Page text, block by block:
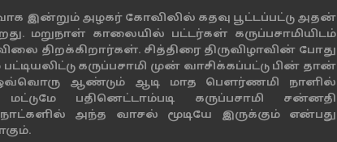
இன்றும் அழகர் கோவிலில் கதவு பூட்டப்பட்டு அதன்
மறுநாள் காலையில் பட்டர்கள் கருப்பசாமியிடம்
திறக்கிறார்கள். சித்திரை திருவிழாவின் போது
கருப்பசாமி முன் வாசிக்கப்பட்டு பின் தான்
ஒவ்வொரு ஆண்டும் ஆடி மாத பௌர்ணமி நாளில்
பதினெட்டாம்படி கருப்பசாமி சன்னதி
நாட்களில் அந்த வாசல் மூடியே இருக்கும் என்பது